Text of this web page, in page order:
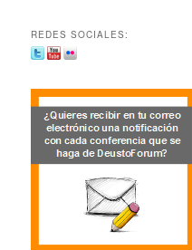
REDES SOCIALES: